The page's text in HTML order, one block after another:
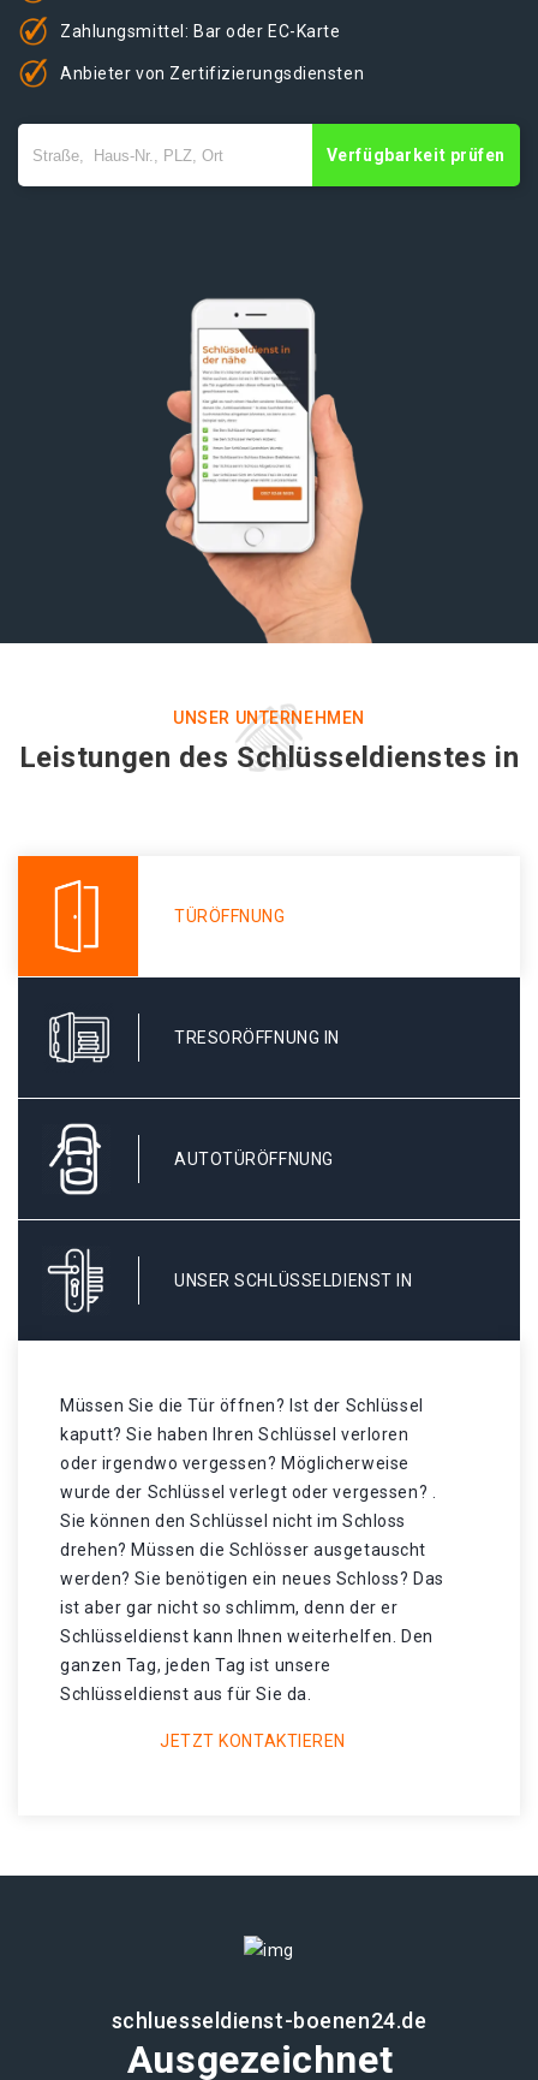
Zahlungsmittel: Bar oder EC-Karte
Anbieter von Zertifizierungsdiensten
Verfügbarkeit prüfen
UNSER UNTERNEHMEN
Leistungen des Schlüsseldienstes in
TÜRÖFFNUNG
TRESORÖFFNUNG IN
AUTOTÜRÖFFNUNG
UNSER SCHLÜSSELDIENST IN
Müssen Sie die Tür öffnen? Ist der Schlüssel
kaputt? Sie haben Ihren Schlüssel verloren
oder irgendwo vergessen? Möglicherweise
wurde der Schlüssel verlegt oder vergessen? .
Sie können den Schlüssel nicht im Schloss
drehen? Müssen die Schlösser ausgetauscht
werden? Sie benötigen ein neues Schloss? Das
ist aber gar nicht so schlimm, denn der er
Schlüsseldienst kann Ihnen weiterhelfen. Den
ganzen Tag, jeden Tag ist unsere
Schlüsseldienst aus für Sie da.
JETZT KONTAKTIEREN
schluesseldienst-boenen24.de
Ausgezeichnet